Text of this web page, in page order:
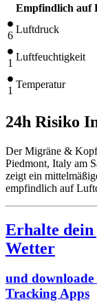
Empfindlich auf
6
Luftdruck
1
Luftfeuchtigkeit
1
Temperatur
24h Risiko
Der Migräne &
Piedmont, Italy am
zeigt ein
empfindlich auf
Erhalte dein
Wetter
und
Tracking Apps